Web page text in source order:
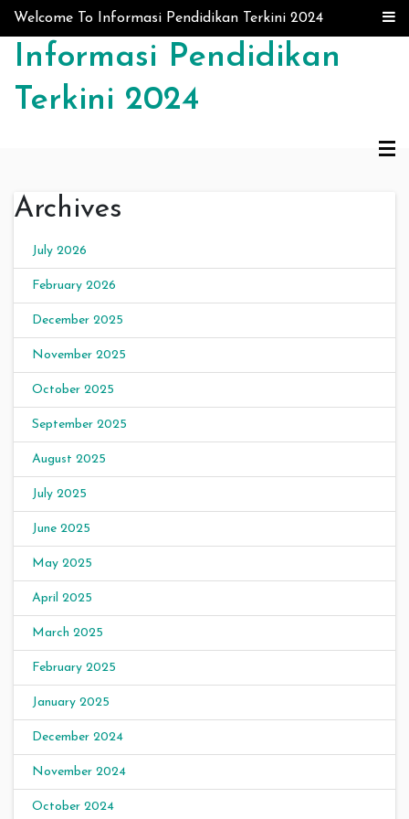
Skip to content
Welcome To Informasi Pendidikan Terkini 2024
Informasi Pendidikan
Terkini 2024
Archives
July 2026
February 2026
December 2025
November 2025
October 2025
September 2025
August 2025
July 2025
June 2025
May 2025
April 2025
March 2025
February 2025
January 2025
December 2024
November 2024
October 2024